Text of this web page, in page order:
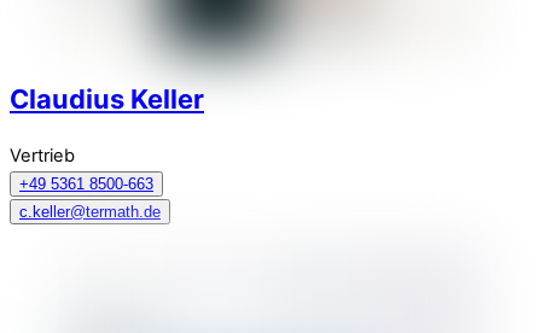
Claudius Keller
Vertrieb
+49 5361 8500-663
c.keller@termath.de